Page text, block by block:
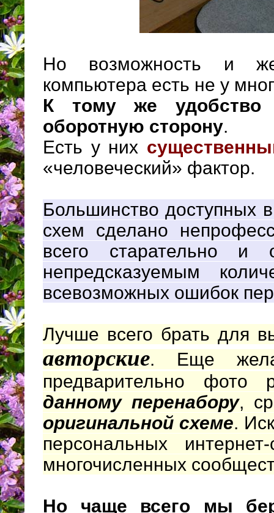
Но возможность и
компьютера есть не у
К тому же
оборотную сторону.
Есть у них
«человеческий» фактор.
Большинство доступных
схем сделано
всего старательно
непредсказуемым
всевозможных ошибок
Лучше всего брать для
авторские. Еще
предварительно
данному перенабору,
оригинальной схеме.
персональных
многочисленных
Но чаще всего мы